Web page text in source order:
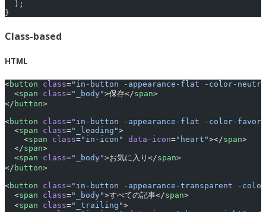
  );
}
Class-based
HTML
<button class="in-button -appearance-flat -color-
  <
span class="_body">保存</span>
</ button>
<button class="in-button -appearance-flat -color-
  <
span class="_leading">
    <
span class="in-icon" data-icon="heart"></span>
  </
span>
  <
span class="_body">お気に入り</span>
</ button>
<button class="in-button -appearance-transparent -
  <
span class="_body">すべての記事</span>
  <
span class="_trailing">